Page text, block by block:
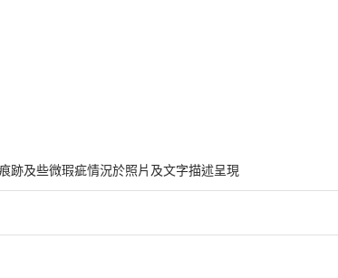
跡及些微瑕疵情況於照片及文字描述呈現